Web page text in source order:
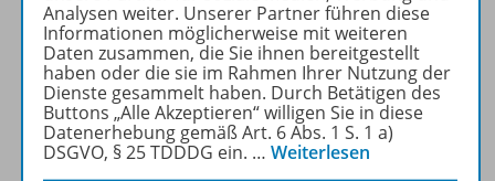
SACHUNTERRICHT
WELTWISSEN kostenlos
recherchiert und
heruntergeladen werden (nur
für Privatpersonen).
Jetzt kostengünstig
Probelesen oder gleich zum
Analysen weiter. Unserer Partner führen diese
Informationen möglicherweise mit weiteren
Daten zusammen, die Sie ihnen bereitgestellt
haben oder die sie im Rahmen Ihrer Nutzung der
Dienste gesammelt haben. Durch Betätigen des
Buttons „Alle Akzeptieren“ willigen Sie in diese
Datenerhebung gemäß Art. 6 Abs. 1 S. 1 a)
DSGVO, § 25 TDDDG ein. … Weiterlesen